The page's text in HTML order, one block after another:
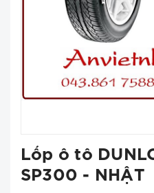
Lốp ô tô
SP300 - NHẬT